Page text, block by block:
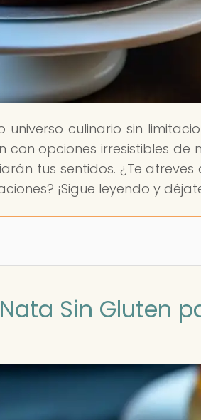
universo culinario sin
opciones irresistibles de
tus sentidos. ¿Te atreves
¡Sigue leyendo y
Sin Gluten